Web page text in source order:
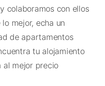
colaboramos con ellos
mejor, echa un
de apartamentos
tu alojamiento
al mejor precio